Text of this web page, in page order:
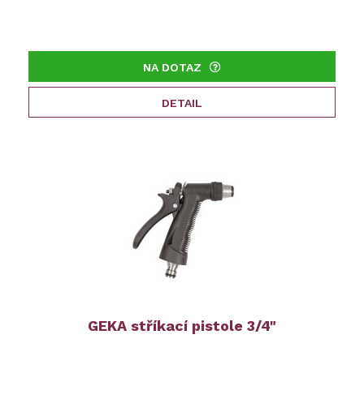
NA DOTAZ
DETAIL
GEKA stříkací pistole 3/4"